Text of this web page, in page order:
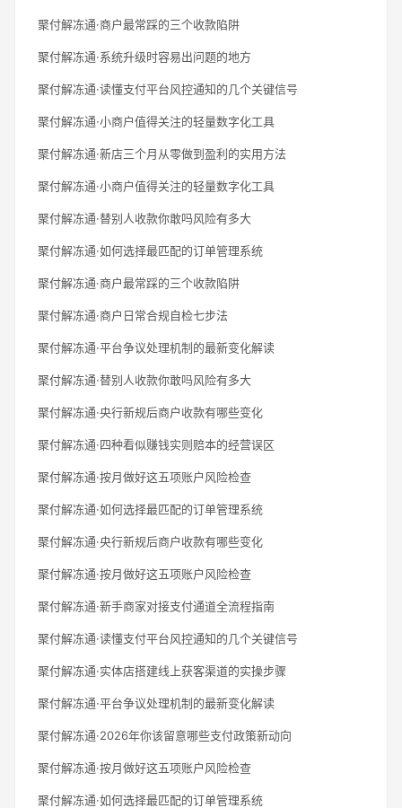
聚付解冻通·商户最常踩的三个收款陷阱
聚付解冻通·系统升级时容易出问题的地方
聚付解冻通·读懂支付平台风控通知的几个关键信号
聚付解冻通·小商户值得关注的轻量数字化工具
聚付解冻通·新店三个月从零做到盈利的实用方法
聚付解冻通·小商户值得关注的轻量数字化工具
聚付解冻通·替别人收款你敢吗风险有多大
聚付解冻通·如何选择最匹配的订单管理系统
聚付解冻通·商户最常踩的三个收款陷阱
聚付解冻通·商户日常合规自检七步法
聚付解冻通·平台争议处理机制的最新变化解读
聚付解冻通·替别人收款你敢吗风险有多大
聚付解冻通·央行新规后商户收款有哪些变化
聚付解冻通·四种看似赚钱实则赔本的经营误区
聚付解冻通·按月做好这五项账户风险检查
聚付解冻通·如何选择最匹配的订单管理系统
聚付解冻通·央行新规后商户收款有哪些变化
聚付解冻通·按月做好这五项账户风险检查
聚付解冻通·新手商家对接支付通道全流程指南
聚付解冻通·读懂支付平台风控通知的几个关键信号
聚付解冻通·实体店搭建线上获客渠道的实操步骤
聚付解冻通·平台争议处理机制的最新变化解读
聚付解冻通·2026年你该留意哪些支付政策新动向
聚付解冻通·按月做好这五项账户风险检查
聚付解冻通·如何选择最匹配的订单管理系统